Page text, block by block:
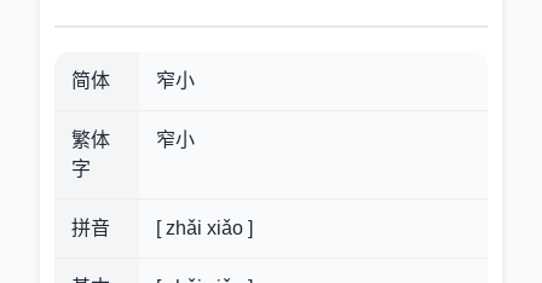
简体 窄小
繁体
字
窄小
拼音 [ zhǎi xiǎo ]